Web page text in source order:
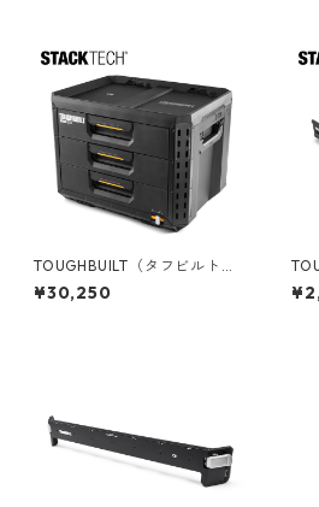
TOUGHBUILT（タフビルト）S
TACK TECH(スタックテック)
３ドロワー収納ボックス TB-B
¥30,250
コ